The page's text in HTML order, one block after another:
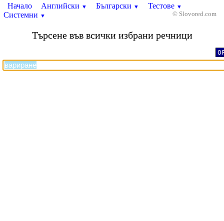
Начало Английски ▼ Български ▼ Тестове ▼
Системни ▼ © Slovored.com
Търсене във всички избрани речници